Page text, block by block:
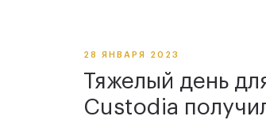
28 ЯНВАРЯ 2023
Тяжелый день
Custodia